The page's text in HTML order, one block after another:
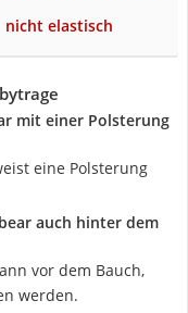
nicht elastisch
mit einer Polsterung
eine Polsterung
auch hinter dem
vor dem Bauch,
werden.